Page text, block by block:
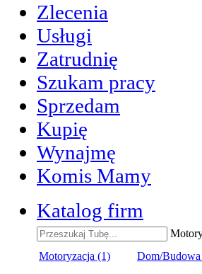
Zlecenia
Usługi
Zatrudnię
Szukam pracy
Sprzedam
Kupię
Wynajmę
Komis Mamy
Katalog firm
Motoryzacja (1)
Dom/